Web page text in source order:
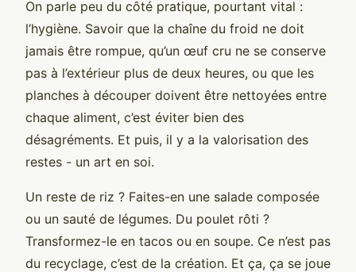
On parle peu du côté pratique, pourtant vital :
l’hygiène. Savoir que la chaîne du froid ne doit
jamais être rompue, qu’un œuf cru ne se conserve
pas à l’extérieur plus de deux heures, ou que les
planches à découper doivent être nettoyées entre
chaque aliment, c’est éviter bien des
désagréments. Et puis, il y a la valorisation des
restes - un art en soi.
Un reste de riz ? Faites-en une salade composée
ou un sauté de légumes. Du poulet rôti ?
Transformez-le en tacos ou en soupe. Ce n’est pas
du recyclage, c’est de la création. Et ça, ça se joue